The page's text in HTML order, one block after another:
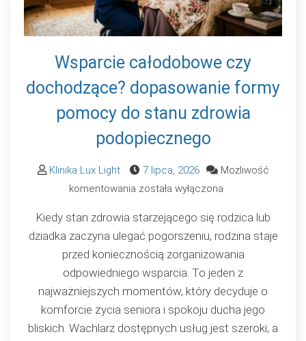
Wsparcie całodobowe czy
dochodzące? dopasowanie formy
pomocy do stanu zdrowia
podopiecznego
Klinika Lux Light 7 lipca, 2026
Możliwość
komentowania Wsparcie
czy
dochodzące?
dopasowanie
formy
pomocy
do
stanu
została wyłączona
Kiedy stan zdrowia starzejącego się rodzica lub
dziadka zaczyna ulegać pogorszeniu, rodzina staje
przed koniecznością zorganizowania
odpowiedniego wsparcia. To jeden z
najważniejszych momentów, który decyduje o
komforcie życia seniora i spokoju ducha jego
bliskich. Wachlarz dostępnych usług jest szeroki, a